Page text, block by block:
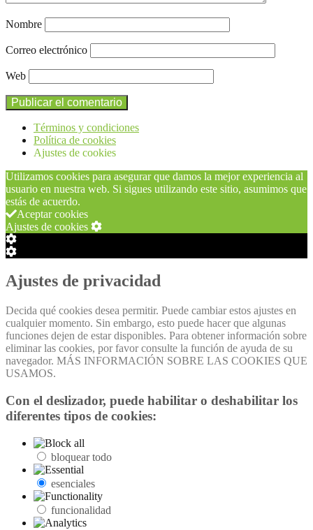
Nombre
Correo electrónico
Web
Términos y condiciones
Política de cookies
Ajustes de cookies
Utilizamos cookies para asegurar que damos la mejor experiencia al
usuario en nuestra web. Si sigues utilizando este sitio, asumimos que
estás de acuerdo.
Aceptar cookies
Ajustes de cookies
Configuración
de
Box
Configuración
Cookie
Box
Ajustes de privacidad
Decida qué cookies desea permitir. Puede cambiar estos ajustes en
cualquier momento. Sin embargo, esto puede hacer que algunas
funciones dejen de estar disponibles. Para obtener información sobre
eliminar las cookies, por favor consulte la función de ayuda de su
navegador. MÁS INFORMACIÓN SOBRE LAS COOKIES QUE
USAMOS.
Con el deslizador, puede habilitar o deshabilitar los
diferentes tipos de cookies:
bloquear todo
esenciales
funcionalidad